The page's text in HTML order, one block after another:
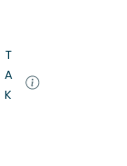
T
A
K